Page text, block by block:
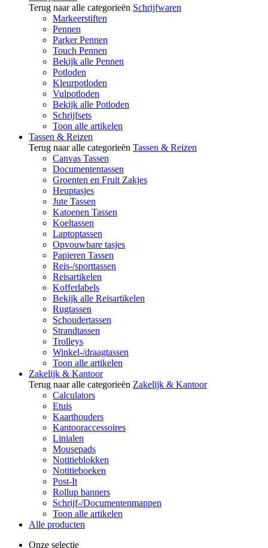
Terug naar alle categorieën Schrijfwaren
Markeerstiften
Pennen
Parker Pennen
Touch Pennen
Bekijk alle Pennen
Potloden
Kleurpotloden
Vulpotloden
Bekijk alle Potloden
Schrijfsets
Toon alle artikelen
Tassen & Reizen
Terug naar alle categorieën Tassen & Reizen
Canvas Tassen
Documententassen
Groenten en Fruit Zakjes
Heuptasjes
Jute Tassen
Katoenen Tassen
Koeltassen
Laptoptassen
Opvouwbare tasjes
Papieren Tassen
Reis-/sporttassen
Reisartikelen
Kofferlabels
Bekijk alle Reisartikelen
Rugtassen
Schoudertassen
Strandtassen
Trolleys
Winkel-/draagtassen
Toon alle artikelen
Zakelijk & Kantoor
Terug naar alle categorieën Zakelijk & Kantoor
Calculators
Etuis
Kaarthouders
Kantooraccessoires
Linialen
Mousepads
Notitieblokken
Notitieboeken
Post-It
Rollup banners
Schrijf-/Documentenmappen
Toon alle artikelen
Alle producten
Onze selectie